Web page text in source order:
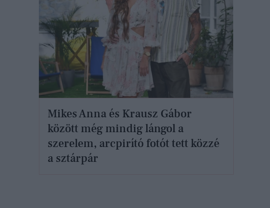
Mikes Anna és Krausz Gábor
között még mindig lángol a
szerelem, arcpirító fotót tett közzé
a sztárpár